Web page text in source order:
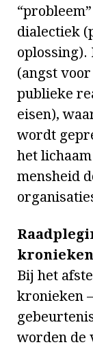
dialectiek
oplossing).
(angst
publieke
eisen),
wordt
het
mensheid
Bij het
kronieken
worden de